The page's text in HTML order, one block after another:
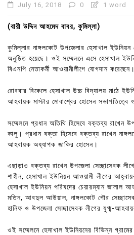
July 16, 2018 0 1 word
(বারী উদ্দিন আহমেদ বাবর, কুমিল্লা)
কুমিল্লার নাঙ্গলকোট উপজেলার হেসাখাল ইউনিয়ন
অনুষ্ঠিত হয়েছে। ওই সম্মেলনে এসে হেসাখাল
বিএনপি নেতাকর্মী আওয়ামীলীগে যোগদান করেছেন।
রোববার বিকেলে হেসাখাল উচ্চ বিদ্যালয় মাঠে
আহবায়ক মাস্টার মোবাশ্বের হোসেন সভাপতিত্বে
সম্মেলনে প্রধান অতিথি হিসেবে বক্তব্য রাখেন
কালু। প্রধান বক্তা হিসেবে বক্তব্য রাখেন
আহবায়ক অধ্যাপক জাকির হোসেন।
এছাড়াও বক্তব্য রাখেন উপজেলা সেচ্ছাসেবক
শাহীন, হেসাখাল ইউনিয়ন আওয়ামী লীগের
হেসাখাল ইউনিয়ন পরিষদের চেয়ারম্যান
মতিন, আবদুল আউয়াল, নাঙ্গলকোট পৌর
হানিফ ও উপজেলা সেচ্ছাসেবক লীগের যুগ্ম-
ওই সম্মেলনে হেসাখাল ইউনিয়নের বিভিন্ন গ্রামের